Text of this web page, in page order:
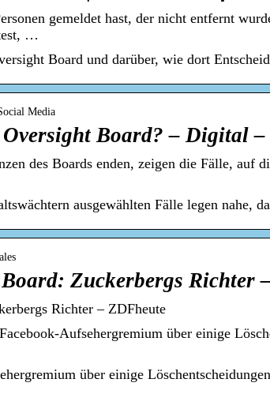
gemeldet hast, der nicht entfernt
…
Board und darüber, wie dort
Media
Board? – Digital –
des Boards enden, zeigen die Fälle, auf
ausgewählten Fälle legen nahe,
Zuckerbergs Richter
Richter – ZDFheute
Aufsehergremium über einige
über einige